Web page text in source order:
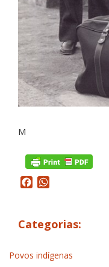
M
Facebook
Categorias:
Povos indígenas